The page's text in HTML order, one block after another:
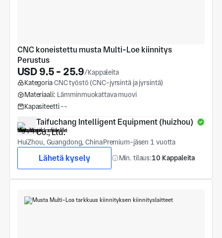
CNC koneistettu musta Multi-Loe kiinnitys
Perustus
USD 9.5 - 25.9/Kappaleita
KategoriaCNC työstö (CNC-jyrsintä ja jyrsintä)
Materiaali: Lämminmuokattava muovi
Kapasiteetti --
Taifuchang Intelligent Equipment (huizhou)
Co., Ltd.
HuiZhou, Guangdong, ChinaPremium-jäsen 1 vuotta
Lähetä kysely Min. tilaus:10 Kappaleita